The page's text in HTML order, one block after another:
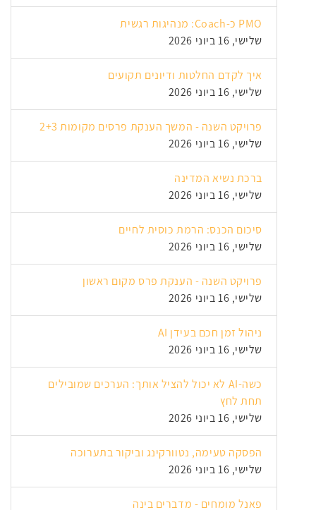
PMO כ-Coach: מנהיגות רגשית
שלישי, 16 ביוני 2026
איך לקדם החלטות ודיונים תקועים
שלישי, 16 ביוני 2026
פרויקט השנה - המשך הענקת פרסים מקומות 2+3
שלישי, 16 ביוני 2026
ברכת נשיא המדינה
שלישי, 16 ביוני 2026
סיכום הכנס: הרמת כוסית לחיים
שלישי, 16 ביוני 2026
פרויקט השנה - הענקת פרס מקום ראשון
שלישי, 16 ביוני 2026
ניהול זמן חכם בעידן AI
שלישי, 16 ביוני 2026
כשה-AI לא יכול להציל אותך: הערכים שמובילים
תחת לחץ
שלישי, 16 ביוני 2026
הפסקה טעימה, נטוורקינג וביקור בתערוכה
שלישי, 16 ביוני 2026
פאנל מומחים - מדברים בינה